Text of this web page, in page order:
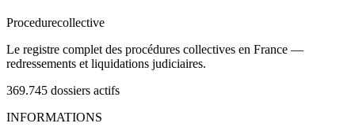
Procedurecollective
Le registre complet des procédures collectives en France —
redressements et liquidations judiciaires.
369.745 dossiers actifs
INFORMATIONS